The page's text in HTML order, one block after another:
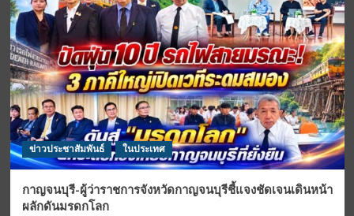
ข่าวประชาสัมพันธ์ ในประเทศ
กาญจนบุรี-ผู้ว่าราชการจังหวัดกาญจนบุรีชี้แจงชัดเจนเดินหน้า
ผลักดันมรดกโลก